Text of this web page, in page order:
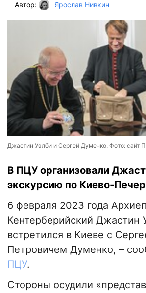
Автор:
Ярослав Нивкин
Джастин Уэлби и Сергей Думенко. Фото: сайт
В ПЦУ организовали
экскурсию по Киево-
6 февраля 2023 года
Кентерберийский Джастин
встретился в Киеве с
Петровичем Думенко, –
ПЦУ.
Стороны осудили